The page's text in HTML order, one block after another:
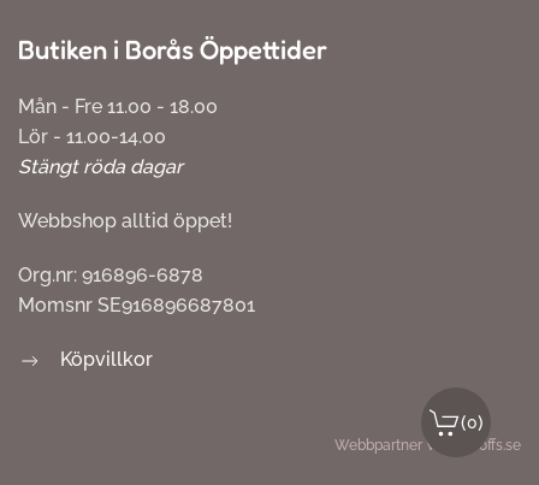
Butiken i Borås Öppettider
Mån - Fre 11.00 - 18.00
Lör - 11.00-14.00
Stängt röda dagar
Webbshop alltid öppet!
Org.nr: 916896-6878
Momsnr SE916896687801
Köpvillkor
(0)
Webbpartner Webbproffs.se